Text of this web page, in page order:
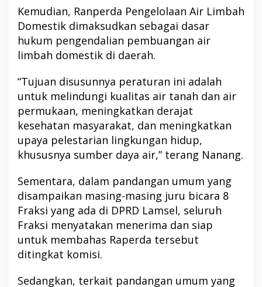
Kemudian, Ranperda Pengelolaan Air Limbah
Domestik dimaksudkan sebagai dasar
hukum pengendalian pembuangan air
limbah domestik di daerah.
“Tujuan disusunnya peraturan ini adalah
untuk melindungi kualitas air tanah dan air
permukaan, meningkatkan derajat
kesehatan masyarakat, dan meningkatkan
upaya pelestarian lingkungan hidup,
khususnya sumber daya air,” terang Nanang.
Sementara, dalam pandangan umum yang
disampaikan masing-masing juru bicara 8
Fraksi yang ada di DPRD Lamsel, seluruh
Fraksi menyatakan menerima dan siap
untuk membahas Raperda tersebut
ditingkat komisi.
Sedangkan, terkait pandangan umum yang